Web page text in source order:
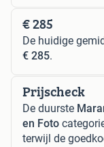
€ 285
De huidige
€ 285.
Prijscheck
De duurste
en Foto
terwijl de